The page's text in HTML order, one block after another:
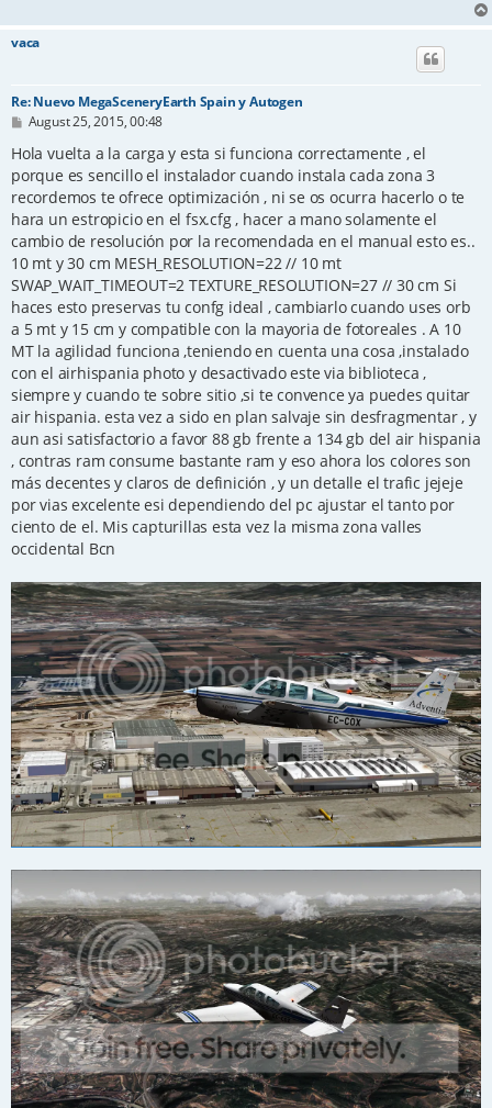
vaca
Re: Nuevo MegaSceneryEarth Spain y Autogen
P
s
August 25, 2015, 00:48
Hola vuelta a la carga y esta si funciona correctamente , el
porque es sencillo el instalador cuando instala cada zona 3
recordemos te ofrece optimización , ni se os ocurra hacerlo o te
hara un estropicio en el fsx.cfg , hacer a mano solamente el
cambio de resolución por la recomendada en el manual esto es..
10 mt y 30 cm MESH_RESOLUTION=22 // 10 mt
SWAP_WAIT_TIMEOUT=2 TEXTURE_RESOLUTION=27 // 30 cm Si
haces esto preservas tu confg ideal , cambiarlo cuando uses orb
a 5 mt y 15 cm y compatible con la mayoria de fotoreales . A 10
MT la agilidad funciona ,teniendo en cuenta una cosa ,instalado
con el airhispania photo y desactivado este via biblioteca ,
siempre y cuando te sobre sitio ,si te convence ya puedes quitar
air hispania. esta vez a sido en plan salvaje sin desfragmentar , y
aun asi satisfactorio a favor 88 gb frente a 134 gb del air hispania
, contras ram consume bastante ram y eso ahora los colores son
más decentes y claros de definición , y un detalle el trafic jejeje
por vias excelente esi dependiendo del pc ajustar el tanto por
ciento de el. Mis capturillas esta vez la misma zona valles
occidental Bcn